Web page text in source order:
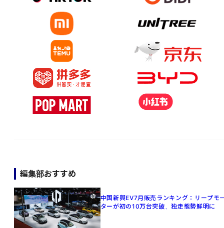
編集部おすすめ
中国新興EV7月販売ランキング：リープモ
ターが初の10万台突破、独走態勢鮮明に